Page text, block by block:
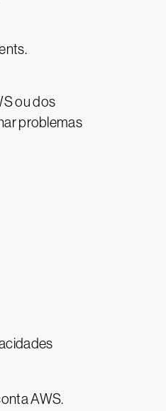
ou dos
problemas
AWS.